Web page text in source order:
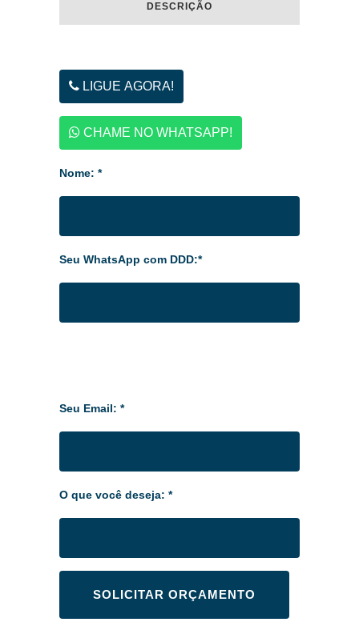
DESCRIÇÃO
LIGUE AGORA!
CHAME NO WHATSAPP!
Nome: *
Seu WhatsApp com DDD:*
Seu Email: *
O que você deseja: *